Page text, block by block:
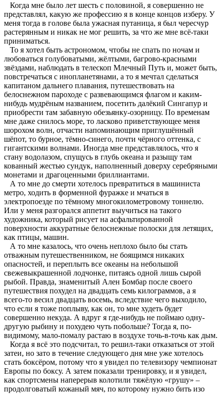
Когда мне было лет шесть с половиной, я совершенно не
представлял, какую же профессию я в конце концов изберу. У
меня тогда в голове была ужасная путаница, я был чересчур
растерянным и никак не мог решить, за что же мне всё-таки
приниматься.
То я хотел быть астрономом, чтобы не спать по ночам и
любоваться голубоватыми, жёлтыми, багрово-красными
звёздами, наблюдать в телескоп Млечный Путь и, может быть,
повстречаться с инопланетянами, а то я мечтал сделаться
капитаном дальнего плавания, путешествовать на
белоснежном пароходе с развевающимся флагом и каким-
нибудь мудрёным названием, посетить далёкий Сингапур и
приобрести там забавную обезьянку-озорницу. По временам
мне даже снилось море, то ласково приветствующее меня
шорохом волн, отчасти напоминающим приглушённый
шёпот, то бурное, тёмно-синего, почти чёрного оттенка, с
гигантскими волнами. Иногда мне представлялось, что я
стану водолазом, спущусь в глубь океана и разыщу там
кованный жестью сундук, наполненный доверху серебряными
монетами и драгоценными бриллиантами.
А то мне до смерти хотелось превратиться в машиниста
метро, ходить в форменной фуражке и мчаться в
электропоезде по тёмному многокилометровому тоннелю.
Или у меня разгорался аппетит выучиться на такого
художника, который рисует на асфальтированной
поверхности аккуратные белоснежные полоски для летящих,
как птицы, машин.
А то мне казалось, что очень неплохо было бы стать
отважным путешественником, не боящимся никаких
опасностей, и переплыть все океаны на небольшой
свежевыкрашенной лодчонке, питаясь одной лишь сырой
рыбой. Правда, знаменитый Ален Бомбар после своего
путешествия похудел на двадцать семь килограммов, а я
всего-то весил двадцать восемь, вследствие чего выходило,
что если я тоже поплыву, как он, то мне худеть будет
совершенно некуда. А вдруг я где-нибудь не поймаю одну-
другую рыбину и похудею чуть побольше? Тогда я, по-
видимому, мало-помалу растаю в воздухе точь-в-точь как дым.
Когда я всё это подсчитал, то решил-таки отказаться от этой
затеи, но зато в течение следующего дня мне уже хотелось
стать боксёром, потому что я увидел по телевизору чемпионат
Европы по боксу. А затем показали тренировку, и я увидел,
как спортсмены наперерыв колотили тяжёлую «грушу» –
продолговатый кожаный мяч, по которому нужно бить изо